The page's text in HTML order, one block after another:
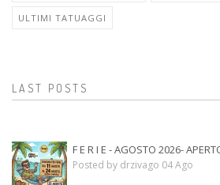
ULTIMI TATUAGGI
LAST POSTS
F E R I E - AGOSTO 2026-
Posted by drzivago 04 Ago